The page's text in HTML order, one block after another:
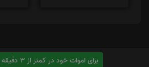
برای اموات خود در کمتر از 3 دقیقه یادبود بسازید